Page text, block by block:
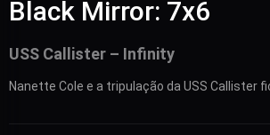
Black Mirror: 7x6
USS Callister – Infinity
Nanette Cole e a tripulação da USS Callister